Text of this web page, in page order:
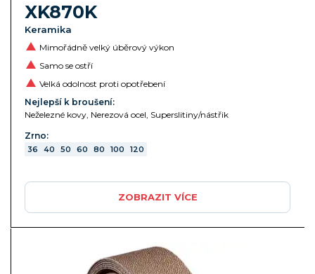
XK870K
Keramika
Mimořádně velký úběrový výkon
Samo se ostří
Velká odolnost proti opotřebení
Nejlepší k broušení:
Neželezné kovy, Nerezová ocel, Superslitiny/nástřik
Zrno:
36 40 50 60 80 100 120
ZOBRAZIT VÍCE